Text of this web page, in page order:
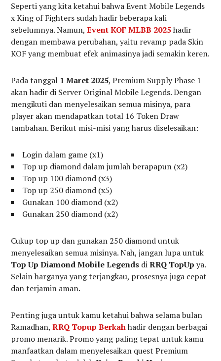
Seperti yang kita ketahui bahwa Event Mobile Legends
x King of Fighters sudah hadir beberapa kali
sebelumnya. Namun,Event KOF MLBB 2025hadir
dengan membawa perubahan, yaitu revamp pada Skin
KOF yang membuat efek animasinya jadi semakin keren.
Pada tanggal 1 Maret 2025, Premium Supply Phase 1
akan hadir di Server Original Mobile Legends. Dengan
mengikuti dan menyelesaikan semua misinya, para
player akan mendapatkan total 16 Token Draw
tambahan. Berikut misi-misi yang harus diselesaikan:
Login dalam game (x1)
Top up diamond dalam jumlah berapapun (x2)
Top up 100 diamond (x3)
Top up 250 diamond (x5)
Gunakan 100 diamond (x2)
Gunakan 250 diamond (x2)
Cukup top up dan gunakan 250 diamond untuk
menyelesaikan semua misinya. Nah, jangan lupa untuk
Top Up Diamond Mobile Legends diRRQ TopUp ya.
Selain harganya yang terjangkau, prosesnya juga cepat
dan terjamin aman.
Penting juga untuk kamu ketahui bahwa selama bulan
Ramadhan,RRQ Topup Berkahhadir dengan berbagai
promo menarik. Promo yang paling tepat untuk kamu
manfaatkan dalam menyelesaikan quest Premium